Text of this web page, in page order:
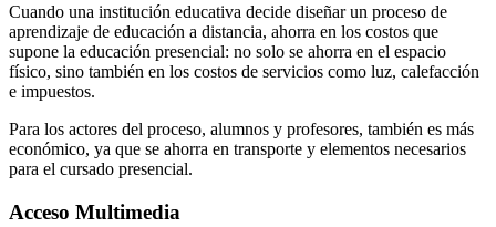
Cuando una institución educativa decide diseñar un proceso de
aprendizaje de educación a distancia, ahorra en los costos que
supone la educación presencial: no solo se ahorra en el espacio
físico, sino también en los costos de servicios como luz, calefacción
e impuestos.
Para los actores del proceso, alumnos y profesores, también es más
económico, ya que se ahorra en transporte y elementos necesarios
para el cursado presencial.
Acceso Multimedia